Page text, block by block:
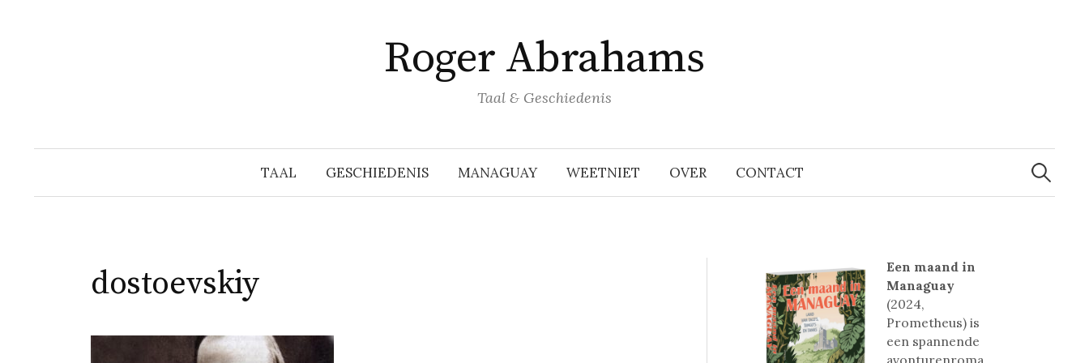
Roger Abrahams
Taal & Geschiedenis
TAAL GESCHIEDENIS MANAGUAY WEETNIET OVER CONTACT
Zoeken
naar:
dostoevskiy
Een maand in
Managuay
(2024,
Prometheus) is
een spannende
avonturenroma